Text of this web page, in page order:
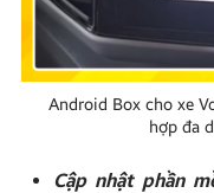
Android Box cho xe
hợp đa
Cập nhật phần